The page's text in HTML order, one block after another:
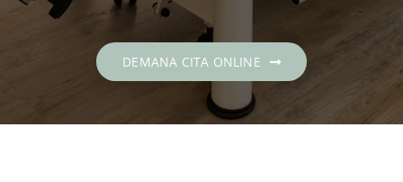
DEMANA CITA ONLINE